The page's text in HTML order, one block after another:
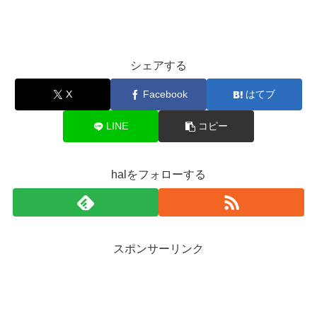
シェアする
X Facebook はてブ
LINE コピー
halをフォローする
スポンサーリンク